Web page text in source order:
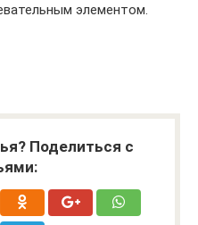
элементом.
Поделиться с